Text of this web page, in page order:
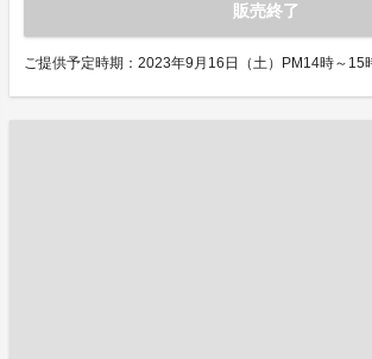
販売終了
ご提供予定時期：2023年9月16日（土）PM14時～15